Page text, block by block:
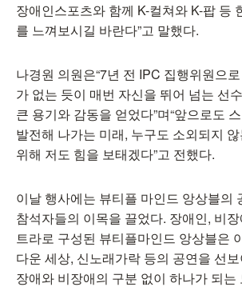
장애인스포츠와 함께 K-컬쳐와 K-팝 등
를 느껴보시길 바란다”고 말했다.
나경원 의원은“7년 전 IPC 집행위원으
가 없는 듯이 매번 자신을 뛰어 넘는 선
큰 용기와 감동을 얻었다”며“앞으로도
발전해 나가는 미래, 누구도 소외되지
위해 저도 힘을 보태겠다”고 전했다.
이날 행사에는 뷰티플 마인드 앙상블의
참석자들의 이목을 끌었다. 장애인, 비
트라로 구성된 뷰티플마인드 앙상블은
다운 세상, 신노래가락 등의 공연을 선
장애와 비장애의 구분 없이 하나가 되는